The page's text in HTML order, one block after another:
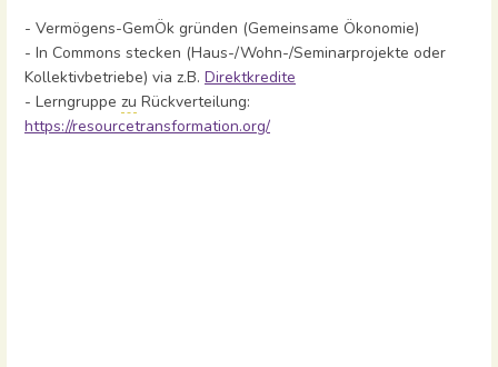
- Vermögens-GemÖk gründen (Gemeinsame Ökonomie)
- In Commons stecken (Haus-/Wohn-/Seminarprojekte oder
Kollektivbetriebe) via z.B. Direktkredite
- Lerngruppe zu Rückverteilung:
https://resourcetransformation.org/